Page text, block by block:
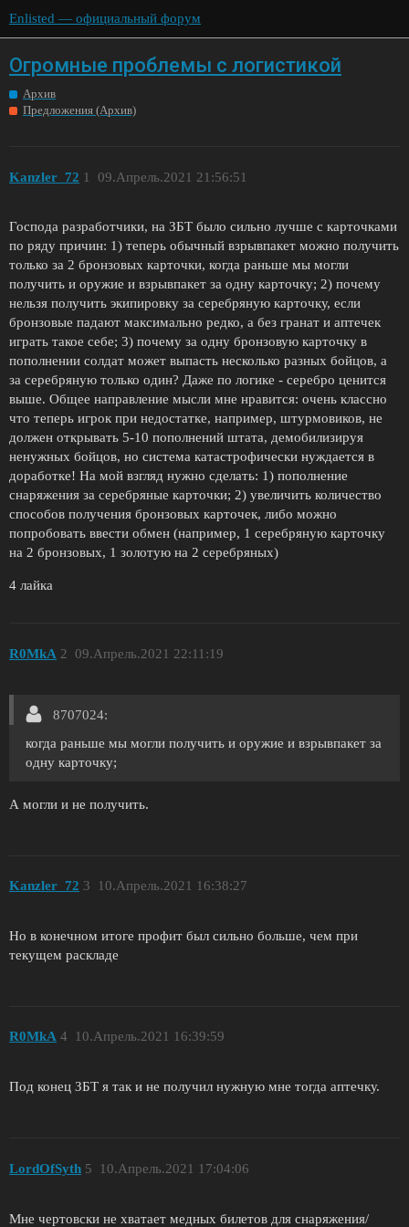
Enlisted — официальный форум
Огромные проблемы с логистикой
Архив
Предложения (Архив)
Kanzler_72 09.Апрель.2021 21:56:51
1
Господа разработчики, на ЗБТ было сильно лучше с карточками
по ряду причин: 1) теперь обычный взрывпакет можно получить
только за 2 бронзовых карточки, когда раньше мы могли
получить и оружие и взрывпакет за одну карточку; 2) почему
нельзя получить экипировку за серебряную карточку, если
бронзовые падают максимально редко, а без гранат и аптечек
играть такое себе; 3) почему за одну бронзовую карточку в
пополнении солдат может выпасть несколько разных бойцов, а
за серебряную только один? Даже по логике - серебро ценится
выше. Общее направление мысли мне нравится: очень классно
что теперь игрок при недостатке, например, штурмовиков, не
должен открывать 5-10 пополнений штата, демобилизируя
ненужных бойцов, но система катастрофически нуждается в
доработке! На мой взгляд нужно сделать: 1) пополнение
снаряжения за серебряные карточки; 2) увеличить количество
способов получения бронзовых карточек, либо можно
попробовать ввести обмен (например, 1 серебряную карточку
на 2 бронзовых, 1 золотую на 2 серебряных)
4 лайка
R0MkA 09.Апрель.2021 22:11:19
2
8707024:
когда раньше мы могли получить и оружие и взрывпакет за
одну карточку;
А могли и не получить.
Kanzler_72 10.Апрель.2021 16:38:27
3
Но в конечном итоге профит был сильно больше, чем при
текущем раскладе
R0MkA 10.Апрель.2021 16:39:59
4
Под конец ЗБТ я так и не получил нужную мне тогда аптечку.
LordOfSyth 10.Апрель.2021 17:04:06
5
Мне чертовски не хватает медных билетов для снаряжения/